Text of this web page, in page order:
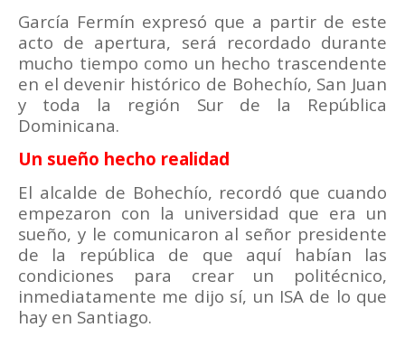
García Fermín expresó que a partir de este
acto de apertura, será recordado durante
mucho tiempo como un hecho trascendente
en el devenir histórico de Bohechío, San Juan
y toda la región Sur de la República
Dominicana.
Un sueño hecho realidad
El alcalde de Bohechío, recordó que cuando
empezaron con la universidad que era un
sueño, y le comunicaron al señor presidente
de la república de que aquí habían las
condiciones para crear un politécnico,
inmediatamente me dijo sí, un ISA de lo que
hay en Santiago.